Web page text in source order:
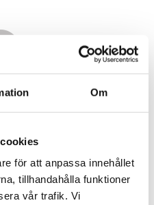
Om
för att anpassa innehållet
tillhandahålla funktioner
vår trafik. Vi